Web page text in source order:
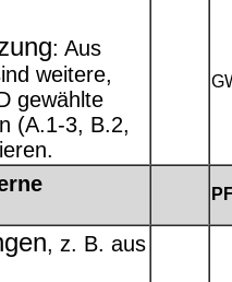
: Aus
weitere,
gewählte
(A.1-3, B.2,
, z. B. aus